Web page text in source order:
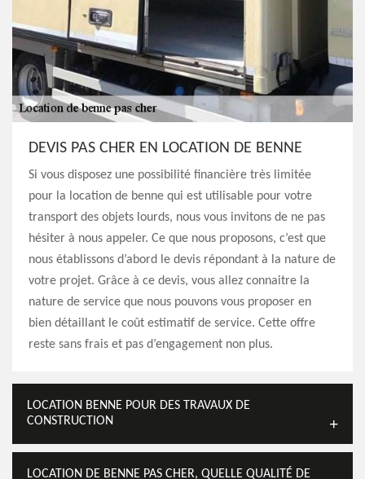
DEVIS PAS CHER EN LOCATION DE BENNE
Si vous disposez une possibilité financière très limitée
pour la location de benne qui est utilisable pour votre
transport des objets lourds, nous vous invitons de ne pas
hésiter à nous appeler. Ce que nous proposons, c’est que
nous établissons d’abord le devis répondant à la nature de
votre projet. Grâce à ce devis, vous allez connaitre la
nature de service que nous pouvons vous proposer en
bien détaillant le coût estimatif de service. Cette offre
reste sans frais et pas d’engagement non plus.
LOCATION BENNE POUR DES TRAVAUX DE
CONSTRUCTION
LOCATION DE BENNE PAS CHER, QUELLE QUALITÉ DE